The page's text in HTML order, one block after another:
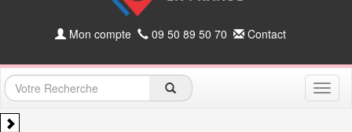
Mon compte 09 50 89 50 70 Contact